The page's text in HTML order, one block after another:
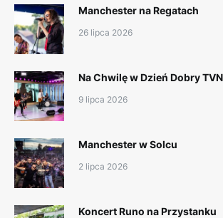
Manchester na Regatach
26 lipca 2026
Na Chwilę w Dzień Dobry TVN
9 lipca 2026
Manchester w Solcu
2 lipca 2026
Koncert Runo na Przystanku